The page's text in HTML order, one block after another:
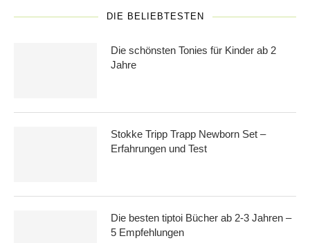
DIE BELIEBTESTEN
Die schönsten Tonies für Kinder ab 2
Jahre
Stokke Tripp Trapp Newborn Set –
Erfahrungen und Test
Die besten tiptoi Bücher ab 2-3 Jahren –
5 Empfehlungen